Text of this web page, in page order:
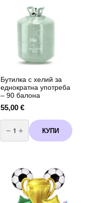
Бутилка с хелий за
еднократна употреба
– 90 балона
55,00 €
количество
за
Бутилка
с
употреба
балона
КУПИ